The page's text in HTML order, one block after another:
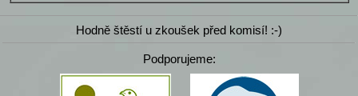
Hodně štěstí u zkoušek před komisí! :-)
Podporujeme: